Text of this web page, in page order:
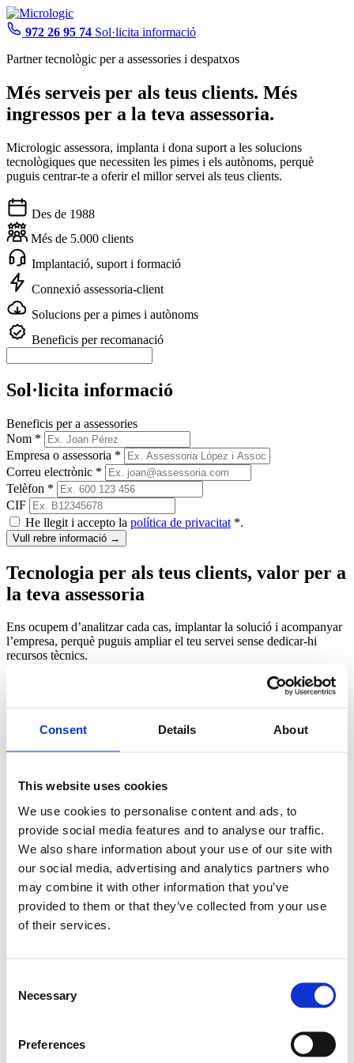
Consent Details About
This website uses cookies
We use cookies to personalise content and ads, to
provide social media features and to analyse our traffic.
We also share information about your use of our site with
our social media, advertising and analytics partners who
may combine it with other information that you’ve
provided to them or that they’ve collected from your use
of their services.
Selection
Necessary
Preferences
972 26 95 74 Sol·licita informació
Partner tecnològic per a assessories i despatxos
Més serveis per als teus clients. Més
ingressos per a la teva assessoria.
Micrologic assessora, implanta i dona suport a les solucions
tecnològiques que necessiten les pimes i els autònoms, perquè
puguis centrar-te a oferir el millor servei als teus clients.
Des de 1988
Més de 5.000 clients
Implantació, suport i formació
Connexió assessoria-client
Solucions per a pimes i autònoms
Beneficis per recomanació
Sol·licita informació
Beneficis per a assessories
Nom *
Empresa o assessoria *
Correu electrònic *
Telèfon *
CIF
He llegit i accepto la política de privacitat *.
Vull rebre informació →
Tecnologia per als teus clients, valor per a
la teva assessoria
Ens ocupem d’analitzar cada cas, implantar la solució i acompanyar
l’empresa, perquè puguis ampliar el teu servei sense dedicar-hi
recursos tècnics.
Registre horari
Ajudem les pimes i els autònoms de la teva cartera a digitalitzar el
registre diari de jornada amb una solució senzilla, sense
instal·lacions i amb suport directe de Micrologic.
Fitxatge des d’ordinador, mòbil o terminal.
Gestió d’horaris, vacances, incidències i informes.
Implantació, formació i suport a càrrec de Micrologic.
Registre horari
+10.000 empreses ja utilitzen Timenet
Així col·laborem amb tu
Tu coneixes els teus clients. Nosaltres ens
ocupem de la tecnologia.